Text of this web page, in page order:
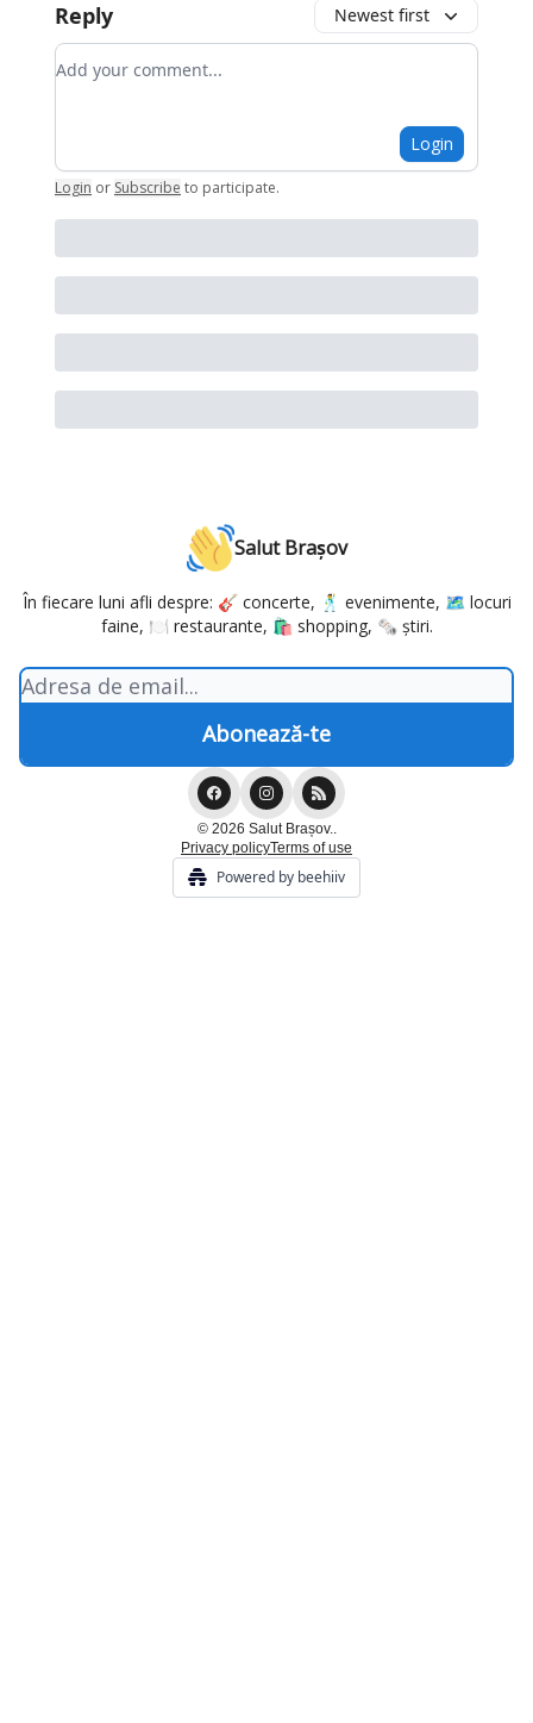
Reply Newest first
Add your comment
Login
Login or Subscribe to participate.
Salut Brașov
În fiecare luni afli despre: 🎸 concerte, 🕺 evenimente, 🗺️ locuri
faine, 🍽️ restaurante, 🛍️ shopping, 🗞️ știri.
© 2026 Salut Brașov..
Privacy policyTerms of use
Powered by beehiiv